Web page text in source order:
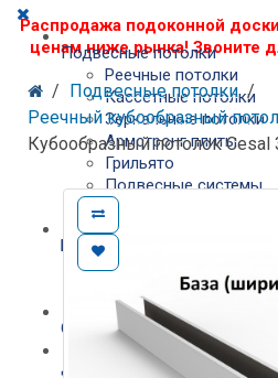
Подвесные потолки
Реечные потолки
Кассетные потолки
Зеркальные потолки
Армстронг плиты
Грильято
Подвесные системы
Кубообразные потолки
Бренды
Cesal
Оптовикам
Доставка и оплата
Распродажа подоконной
ценам ниже рынка! Звоните
Подвесные потолки
Реечный кубообразный
Кубообразный потолок